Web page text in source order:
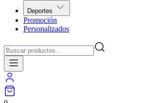
Deportes
Promoción
Personalizados